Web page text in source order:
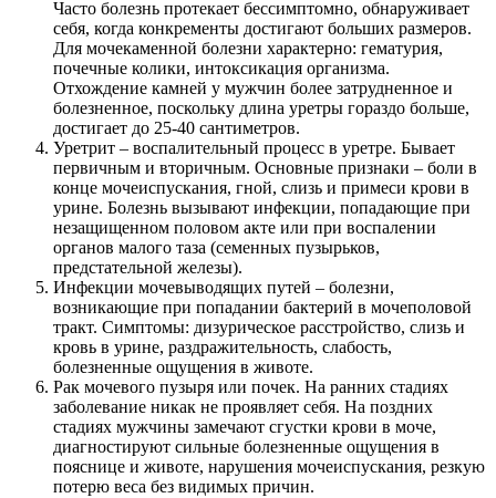
Часто болезнь протекает бессимптомно, обнаруживает
себя, когда конкременты достигают больших размеров.
Для мочекаменной болезни характерно: гематурия,
почечные колики, интоксикация организма.
Отхождение камней у мужчин более затрудненное и
болезненное, поскольку длина уретры гораздо больше,
достигает до 25-40 сантиметров.
Уретрит – воспалительный процесс в уретре. Бывает
первичным и вторичным. Основные признаки – боли в
конце мочеиспускания, гной, слизь и примеси крови в
урине. Болезнь вызывают инфекции, попадающие при
незащищенном половом акте или при воспалении
органов малого таза (семенных пузырьков,
предстательной железы).
Инфекции мочевыводящих путей – болезни,
возникающие при попадании бактерий в мочеполовой
тракт. Симптомы: дизурическое расстройство, слизь и
кровь в урине, раздражительность, слабость,
болезненные ощущения в животе.
Рак мочевого пузыря или почек. На ранних стадиях
заболевание никак не проявляет себя. На поздних
стадиях мужчины замечают сгустки крови в моче,
диагностируют сильные болезненные ощущения в
пояснице и животе, нарушения мочеиспускания, резкую
потерю веса без видимых причин.